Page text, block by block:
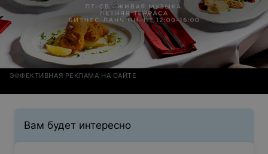
ЭФФЕКТИВНАЯ РЕКЛАМА НА САЙТЕ
Вам будет интересно